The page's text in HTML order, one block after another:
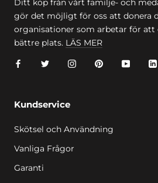
Ditt köp från vårt familje- och
gör det möjligt för oss att donera
organisationer som arbetar för att
bättre plats. LÄS MER
Kundservice
Skötsel och Användning
Vanliga Frågor
Garanti